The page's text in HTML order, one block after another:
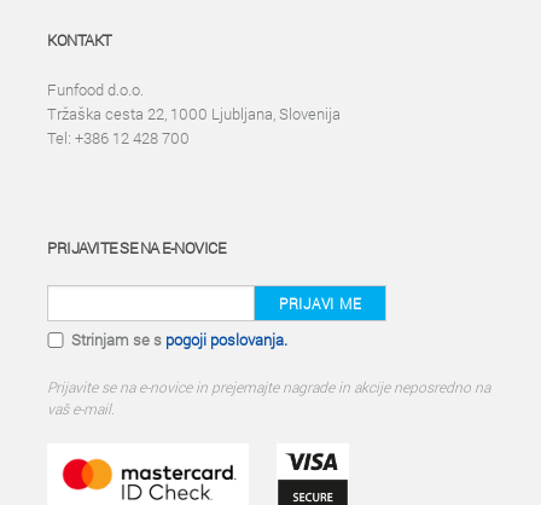
KONTAKT
Funfood d.o.o.
Tržaška cesta 22, 1000 Ljubljana, Slovenija
Tel: +386 12 428 700
PRIJAVITE SE NA E-NOVICE
PRIJAVI ME
Strinjam se s pogoji poslovanja.
Prijavite se na e-novice in prejemajte nagrade in akcije neposredno na
vaš e-mail.